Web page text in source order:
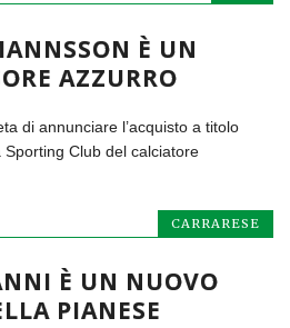
È UN
AZZURRO
di annunciare l’acquisto a titolo
Club del calciatore
CARRARESE
È UN NUOVO
PIANESE